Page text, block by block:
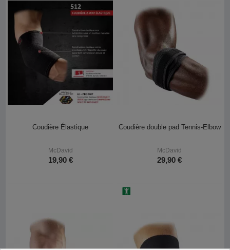
Coudière Élastique
McDavid
19,90 €
Coudière double pad Tennis-Elbow
McDavid
29,90 €